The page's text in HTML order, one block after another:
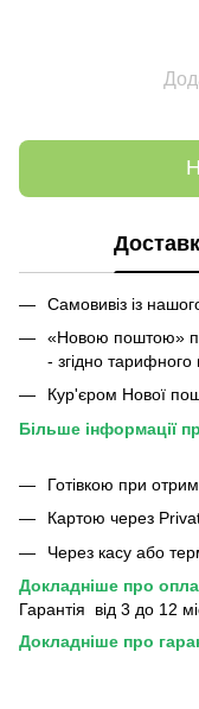
Самовивіз із
«Новою поштою»
- згідно тарифного
Кур'єром Нової
Більше інформації
Готівкою при
Картою через
Через касу або
Докладніше про
Гарантія від 3 до 12
Докладніше про